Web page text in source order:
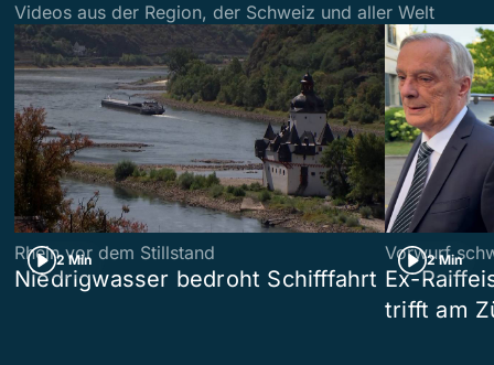
Videos aus der Region, der Schweiz und aller Welt
2 Min
Rhein vor dem Stillstand
Niedrigwasser bedroht Schifffahrt
2 Min
Vorwurf
Ex-
trifft am